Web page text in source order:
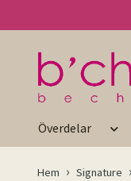
Överdelar
Hem Signature